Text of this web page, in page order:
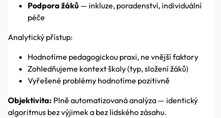
Podpora žáků — inkluze, poradenství, individuální
péče
Analytický přístup:
Hodnotíme pedagogickou praxi, ne vnější faktory
Zohledňujeme kontext školy (typ, složení žáků)
Vyřešené problémy hodnotíme pozitivně
Objektivita: Plně automatizovaná analýza — identický
algoritmus bez výjimek a bez lidského zásahu.